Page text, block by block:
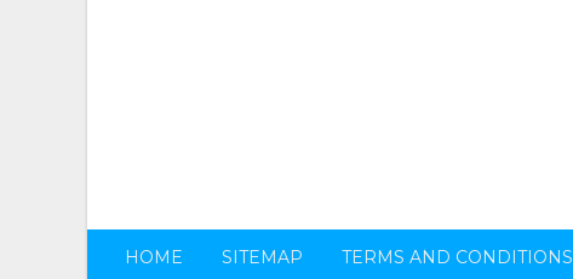
HOME SITEMAP TERMS AND CONDITIONS